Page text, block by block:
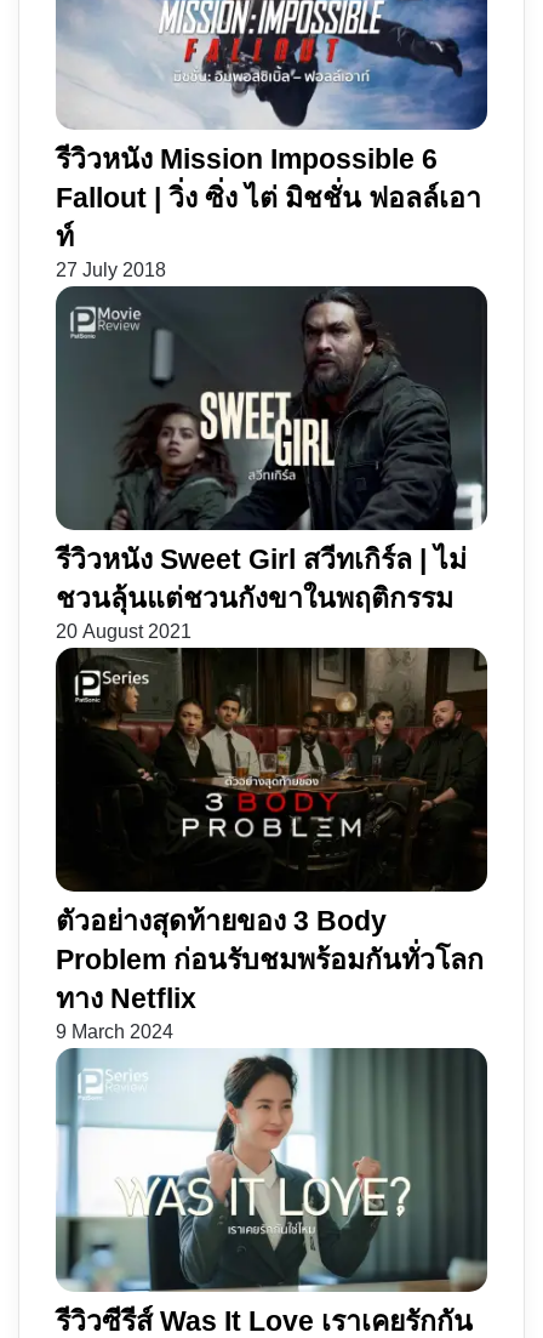
รีวิวหนัง Mission Impossible 6
Fallout | วิ่ง ซิ่ง ไต่ มิชชั่น ฟอลล์เอา
ท์
27 July 2018
รีวิวหนัง Sweet Girl สวีทเกิร์ล | ไม่
ชวนลุ้นแต่ชวนกังขาในพฤติกรรม
20 August 2021
ตัวอย่างสุดท้ายของ 3 Body
Problem ก่อนรับชมพร้อมกันทั่วโลก
ทาง Netflix
9 March 2024
รีวิวซีรีส์ Was It Love เราเคยรักกัน